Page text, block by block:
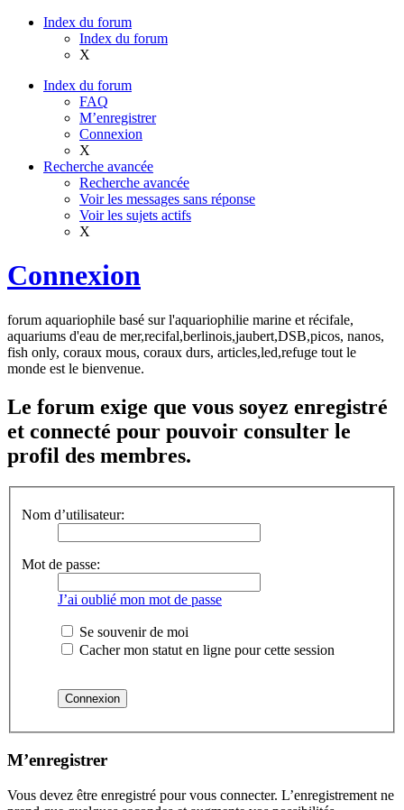
Index du forum
Index du forum
X
Index du forum
FAQ
M’enregistrer
Connexion
X
Recherche avancée
Recherche avancée
Voir les messages sans réponse
Voir les sujets actifs
X
Connexion
forum aquariophile basé sur l'aquariophilie marine et récifale,
aquariums d'eau de mer,recifal,berlinois,jaubert,DSB,picos, nanos,
fish only, coraux mous, coraux durs, articles,led,refuge tout le
monde est le bienvenue.
Le forum exige que vous soyez enregistré
et connecté pour pouvoir consulter le
profil des membres.
Nom d’utilisateur:
Mot de passe:
J’ai oublié mon mot de passe
Se souvenir de moi
Cacher mon statut en ligne pour cette session
M’enregistrer
Vous devez être enregistré pour vous connecter. L’enregistrement ne